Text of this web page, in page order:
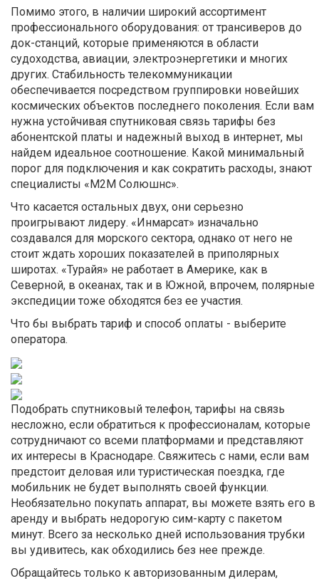
Помимо этого, в наличии широкий ассортимент
профессионального оборудования: от трансиверов до
док-станций, которые применяются в области
судоходства, авиации, электроэнергетики и многих
других. Стабильность телекоммуникации
обеспечивается посредством группировки новейших
космических объектов последнего поколения. Если вам
нужна устойчивая спутниковая связь тарифы без
абонентской платы и надежный выход в интернет, мы
найдем идеальное соотношение. Какой минимальный
порог для подключения и как сократить расходы, знают
специалисты «М2М Солюшнс».
Что касается остальных двух, они серьезно
проигрывают лидеру. «Инмарсат» изначально
создавался для морского сектора, однако от него не
стоит ждать хороших показателей в приполярных
широтах. «Турайя» не работает в Америке, как в
Северной, в океанах, так и в Южной, впрочем, полярные
экспедиции тоже обходятся без ее участия.
Что бы выбрать тариф и способ оплаты - выберите
оператора.
Подобрать спутниковый телефон, тарифы на связь
несложно, если обратиться к профессионалам, которые
сотрудничают со всеми платформами и представляют
их интересы в Краснодаре. Свяжитесь с нами, если вам
предстоит деловая или туристическая поездка, где
мобильник не будет выполнять своей функции.
Необязательно покупать аппарат, вы можете взять его в
аренду и выбрать недорогую сим-карту с пакетом
минут. Всего за несколько дней использования трубки
вы удивитесь, как обходились без нее прежде.
Обращайтесь только к авторизованным дилерам,